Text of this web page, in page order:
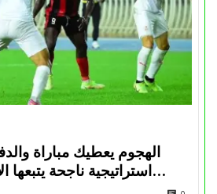
الهجوم يعطيك مباراة
استراتيجية ناجحة